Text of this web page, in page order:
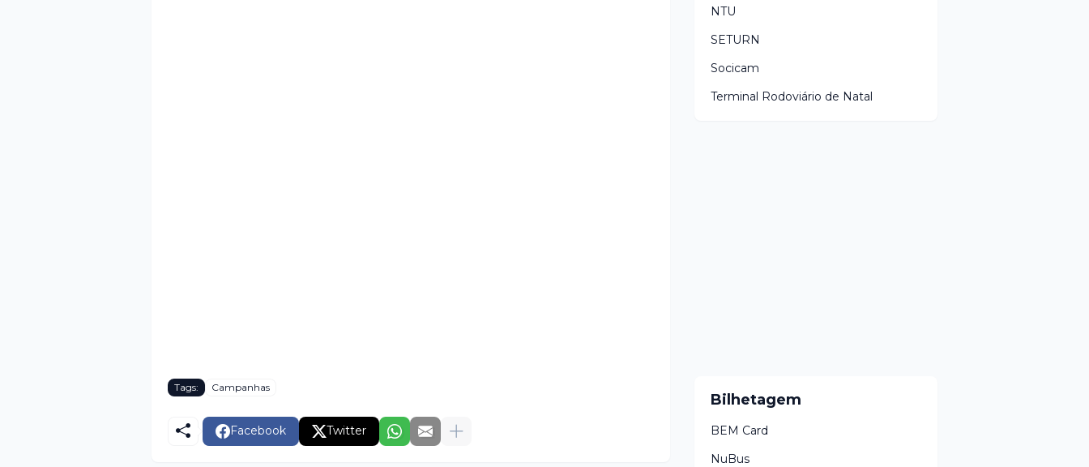
Tags: Campanhas
Facebook Twitter
NTU
SETURN
Socicam
Terminal Rodoviário de Natal
Bilhetagem
BEM Card
NuBus